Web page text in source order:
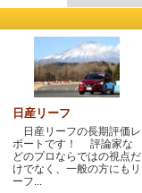
日産リーフ
日産リーフの長期評価レ
ポートです！ 評論家な
どのプロならではの視点だ
けでなく、一般の方にもリ
ーフ...